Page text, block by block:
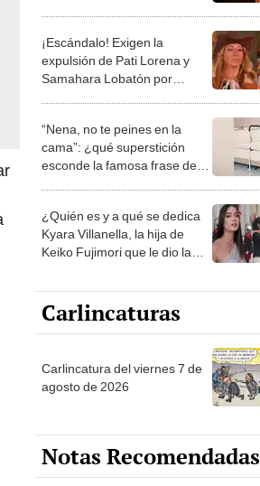
¡Escándalo! Exigen la
expulsión de Pati Lorena y
Samahara Lobatón por
“Nena, no te peines en la
cama”: ¿qué superstición
esconde la famosa frase de
¿Quién es y a qué se dedica
Kyara Villanella, la hija de
Keiko Fujimori que le dio la
Carlincaturas
Carlincatura del viernes 7 de
agosto de 2026
Notas Recomendadas